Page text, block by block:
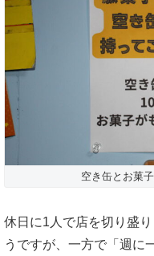
空き缶とお菓
休日に1人で店を切り盛
うですが、一方で「週に